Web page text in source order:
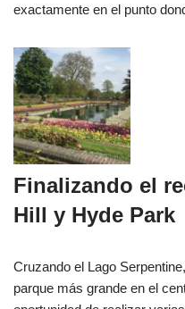
exactamente en el punto
Finalizando el
Hill y Hyde Park
Cruzando el Lago
parque más grande en el